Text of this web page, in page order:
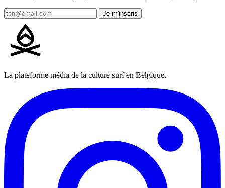
Je m'inscris
La plateforme média de la culture surf en Belgique.